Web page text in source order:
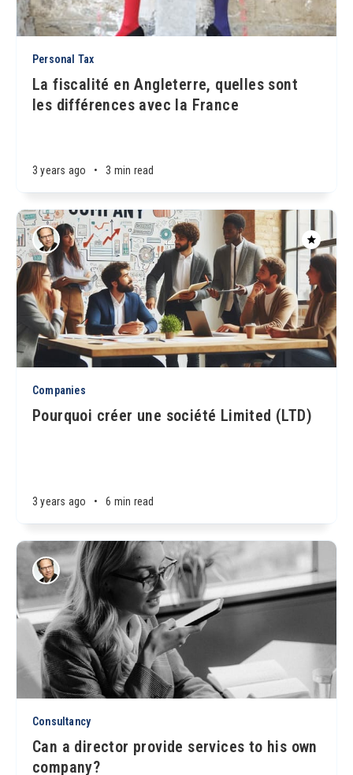
Personal Tax
La fiscalité en Angleterre, quelles sont
les différences avec la France
3 years ago • 3 min read
Companies
Pourquoi créer une société Limited (LTD)
3 years ago • 6 min read
Consultancy
Can a director provide services to his own
company?